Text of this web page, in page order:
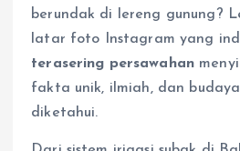
berundak di lereng gunung?
latar foto Instagram yang
terasering persawahan
fakta unik, ilmiah, dan
diketahui.